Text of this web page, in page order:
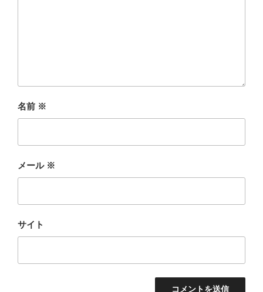
名前 ※
メール ※
サイト